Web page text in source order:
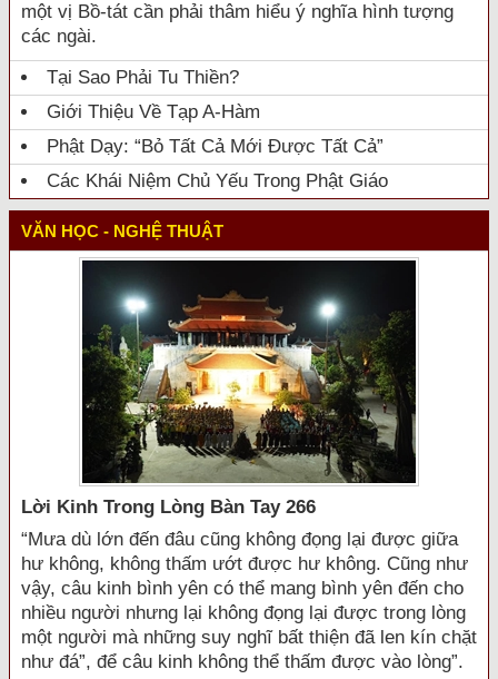
một vị Bồ-tát cần phải thâm hiểu ý nghĩa hình tượng
các ngài.
Tại Sao Phải Tu Thiền?
Giới Thiệu Về Tạp A-Hàm
Phật Dạy: “Bỏ Tất Cả Mới Được Tất Cả”
Các Khái Niệm Chủ Yếu Trong Phật Giáo
VĂN HỌC - NGHỆ THUẬT
Lời Kinh Trong Lòng Bàn Tay 266
“Mưa dù lớn đến đâu cũng không đọng lại được giữa
hư không, không thấm ướt được hư không. Cũng như
vậy, câu kinh bình yên có thể mang bình yên đến cho
nhiều người nhưng lại không đọng lại được trong lòng
một người mà những suy nghĩ bất thiện đã len kín chặt
như đá”, để câu kinh không thể thấm được vào lòng”.